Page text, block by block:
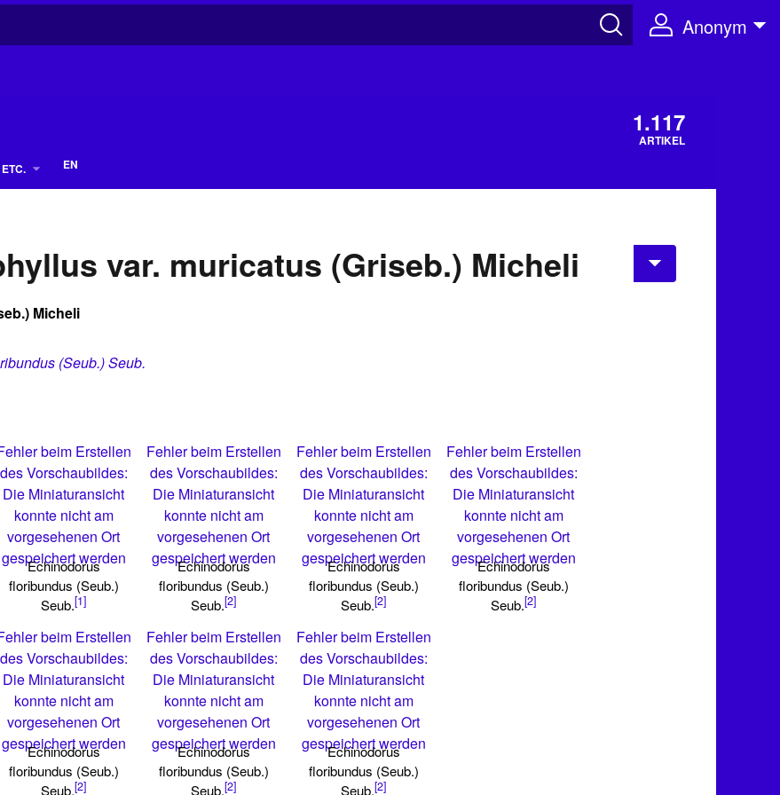
Anonym
1.117
ARTIKEL
EN
var. muricatus (Griseb.) Micheli
Micheli
(Seub.) Seub.
beim Erstellen
des Vorschaubildes:
Die Miniaturansicht
konnte nicht am
vorgesehenen Ort
gespeichert werden
Echinodorus
floribundus (Seub.)
Seub.[1]
Fehler beim Erstellen
des Vorschaubildes:
Die Miniaturansicht
konnte nicht am
vorgesehenen Ort
gespeichert werden
Echinodorus
floribundus (Seub.)
Seub.[2]
Fehler beim Erstellen
des Vorschaubildes:
Die Miniaturansicht
konnte nicht am
vorgesehenen Ort
gespeichert werden
Echinodorus
floribundus (Seub.)
Seub.[2]
Fehler beim Erstellen
des Vorschaubildes:
Die Miniaturansicht
konnte nicht am
vorgesehenen Ort
gespeichert werden
Echinodorus
floribundus (Seub.)
Seub.[2]
beim Erstellen
des Vorschaubildes:
Die Miniaturansicht
konnte nicht am
vorgesehenen Ort
gespeichert werden
Echinodorus
floribundus (Seub.)
Seub.[2]
Fehler beim Erstellen
des Vorschaubildes:
Die Miniaturansicht
konnte nicht am
vorgesehenen Ort
gespeichert werden
Echinodorus
floribundus (Seub.)
Seub.[2]
Fehler beim Erstellen
des Vorschaubildes:
Die Miniaturansicht
konnte nicht am
vorgesehenen Ort
gespeichert werden
Echinodorus
floribundus (Seub.)
Seub.[2]